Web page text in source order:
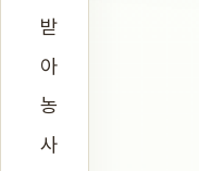
받
아
농
사